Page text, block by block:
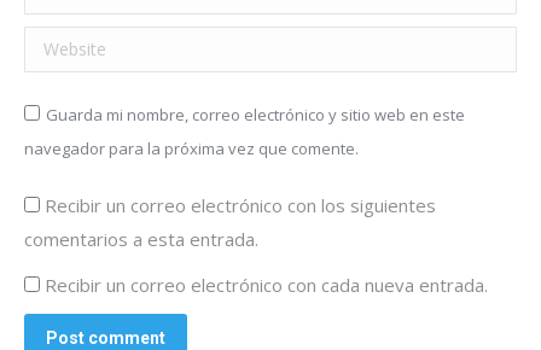
Website
Guarda mi nombre, correo electrónico y sitio web en este
navegador para la próxima vez que comente.
Recibir un correo electrónico con los siguientes
comentarios a esta entrada.
Recibir un correo electrónico con cada nueva entrada.
Post comment